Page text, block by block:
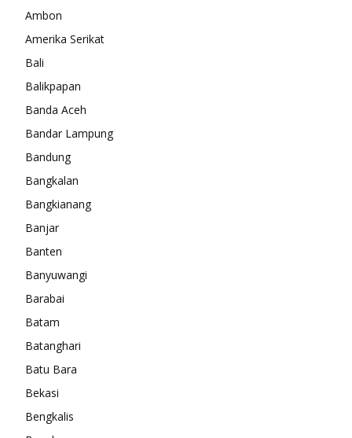
Ambon
Amerika Serikat
Bali
Balikpapan
Banda Aceh
Bandar Lampung
Bandung
Bangkalan
Bangkianang
Banjar
Banten
Banyuwangi
Barabai
Batam
Batanghari
Batu Bara
Bekasi
Bengkalis